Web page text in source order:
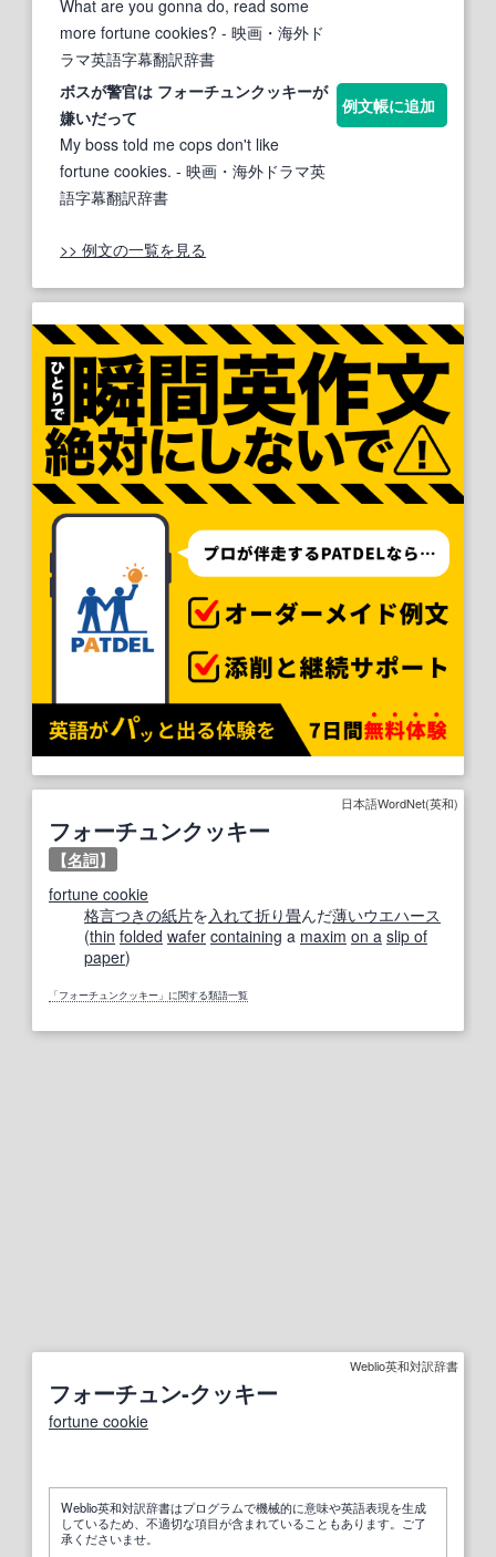
What are you gonna do, read some
more fortune cookies? - 映画・海外ド
ラマ英語字幕翻訳辞書
ボスが警官は フォーチュンクッキーが
嫌いだって
My boss told me cops don't like
fortune cookies. - 映画・海外ドラマ英
語字幕翻訳辞書
例文帳に追加
>> 例文の一覧を見る
日本語WordNet(英和)
フォーチュンクッキー
【名詞】
fortune cookie
格言つきの紙片を 入れて折り畳んだ薄いウエハース
(thin folded wafer containing a maxim on a slip of
paper)
「フォーチュンクッキー」に関する類語一覧
Weblio英和対訳辞書
フォーチュン‐クッキー
fortune cookie
Weblio英和対訳辞書はプログラムで機械的に意味や英語表現を生成
しているため、不適切な項目が含まれていることもあります。ご了
承くださいませ。